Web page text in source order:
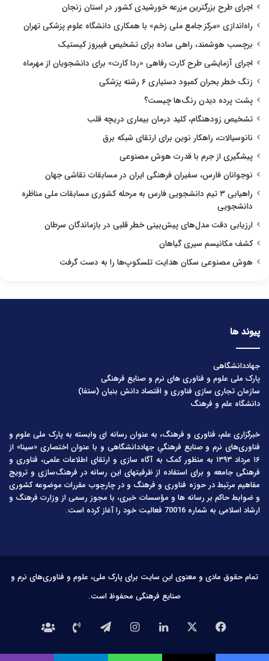
اجرای طرح بزرگترین مزرعه خورشیدی کشور در استان زنجان
راه‌اندازی «مرکز جامع ملی زخم» با همکاری دانشگاه علوم پزشکی تهران
برچسب هوشمند، راهی ساده برای تشخیص فیبروز کیستیک
اجرای آزمایشی طرح کارت رفاهی «ردا کارت» برای دانشجویان از مهرماه
زنگ خطر بحران کمبود دستیاری ۶ رشته پزشکی
پشت پرده دیدن رنگ‌ها چیست؟
تشخیص زودهنگام، کلید درمان بیماری دریچه قلب
نانوسیالات، راهکار نوین برای ارتقای شبکه برق
پیشگیری از جرم با قدرت هوش مصنوعی
نوجوانان فارس، سفیران فرهنگی ایران در مسابقات نقاشی جهان
راهیابی ۳ تیم دانشجویی فارس به مرحله کشوری مسابقات ملی مناظره
دانشجویی
ارزیابی دقت مدل‌های پیش‌بینی خطر قلبی در بازماندگان سرطان
کشف مکانیسم سیری گیاهان
هوش مصنوعی سکان هدایت تلسکوپ‌ها را به دست گرفت
پیوند ها
جهاددانشگاهی
پارک ملی علوم و فناوری های نرم و صنایع فرهنگی
سازمان تجاری سازی فناوری و اقتصاد دانش بنیان (ستفا)
دانشگاه علم و فرهنگ
خبرگزاری علم، فناوری و فرهنگ، به عنوان رسانه ای وابسته به پارک ملی علوم و
فناوری‌های نرم و صنایع فرهنگیِ جهاددانشگاهی و با عنوان اختصاری «سینا» از
۱۶ مرداد ۱۳۹۳ به منظور کمک به آگاه سازی و ارتقای اطلاعات علمی، فناوری و
فرهنگی جامعه و برای استفاده از ظرفیتهای این رسانه در فرهنگ‌سازی و ترویج
مفاهیم مرتبط در حوزه فناوری و فرهنگ و در چارچوب مقررات موضوعه کشوری
و ضوابط حاکم بر رسانه ها و مؤسسات خبری، با مجوز رسمی از وزارت فرهنگ و
ارشاد اسلامی به شماره 70016 فعالیت خود را آغاز کرده است.
تمام حقوق مادی و معنوی این سایت برای پارک ملی، علوم و فناوری‌های نرم و
صنایع فرهنگی محفوظ است.
فیس
بوک
لینکدیناینستاگرامتلگرامتماس
با
درباره
ما